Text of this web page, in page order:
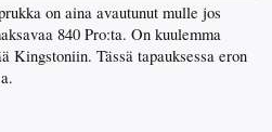
on aina avautunut mulle jos
840 Pro:ta. On kuulemma
Kingstoniin. Tässä tapauksessa eron